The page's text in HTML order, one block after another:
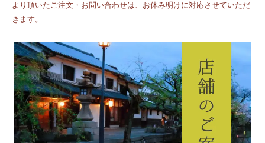
より頂いたご注文・お問い合わせは、お休み明けに対応させていただ
きます。